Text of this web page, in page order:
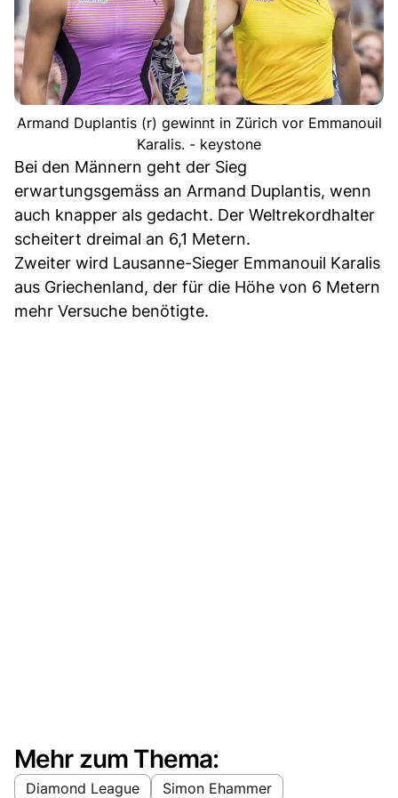
Armand Duplantis (r) gewinnt in Zürich vor Emmanouil
Karalis. - keystone
Bei den Männern geht der Sieg
erwartungsgemäss an Armand Duplantis, wenn
auch knapper als gedacht. Der Weltrekordhalter
scheitert dreimal an 6,1 Metern.
Zweiter wird Lausanne-Sieger Emmanouil Karalis
aus Griechenland, der für die Höhe von 6 Metern
mehr Versuche benötigte.
Mehr zum Thema:
Diamond League
Simon Ehammer